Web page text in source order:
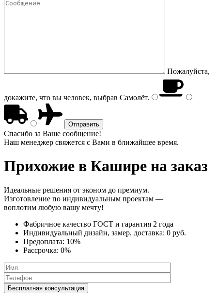
Пожалуйста,
докажите, что вы человек, выбрав Самолёт.
Спасибо за Ваше сообщение!
Наш менеджер свяжется с Вами в ближайшее время.
Прихожие в Кашире на заказ
Идеальные решения от эконом до премиум.
Изготовление по индивидуальным проектам —
воплотим любую вашу мечту!
Фабричное качество ГОСТ и гарантия 2 года
Индивидуальный дизайн, замер, доставка: 0 руб.
Предоплата: 10%
Рассрочка: 0%